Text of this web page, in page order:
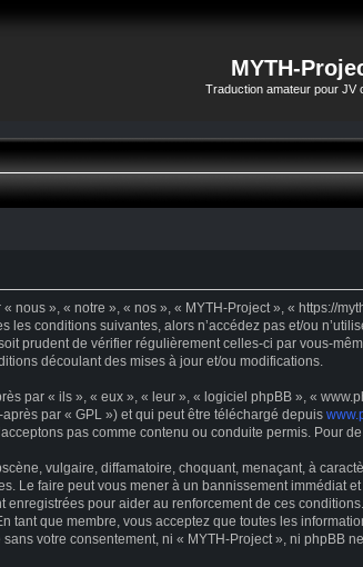
MYTH-
Traduction amateur pour JV
nous », « notre », « nos », « MYTH-Project », « https://
les conditions suivantes, alors n’accédez pas et/ou
prudent de vérifier régulièrement celles-ci par vous-
découlant des mises à jour et/ou modifications.
par « ils », « eux », « leur », « logiciel phpBB », «
par « GPL ») et qui peut être téléchargé depuis
pas comme contenu ou conduite permis. Pour
vulgaire, diffamatoire, choquant, menaçant, à
Le faire peut vous mener à un bannissement immédiat
pour aider au renforcement de ces
tant que membre, vous acceptez que toutes les
votre consentement, ni « MYTH-Project », ni phpBB